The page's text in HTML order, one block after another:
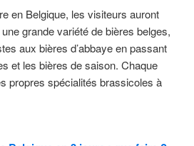
en Belgique, les visiteurs auront
grande variété de bières belges,
aux bières d’abbaye en passant
et les bières de saison. Chaque
propres spécialités brassicoles à